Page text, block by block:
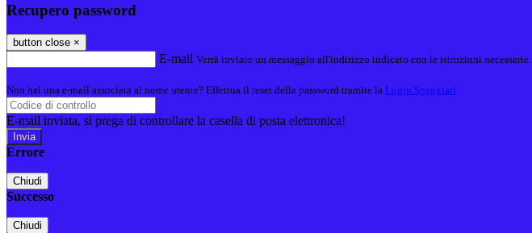
Recupero password
button close ×
E-mail Verrà inviato un messaggio all'indirizzo indicato con le istruzioni necessarie.
Non hai una e-mail associata al nome utente? Effettua il reset della password tramite la Login Spaggiari
E-mail inviata, si prega di controllare la casella di posta elettronica!
Errore
Chiudi
Successo
Chiudi